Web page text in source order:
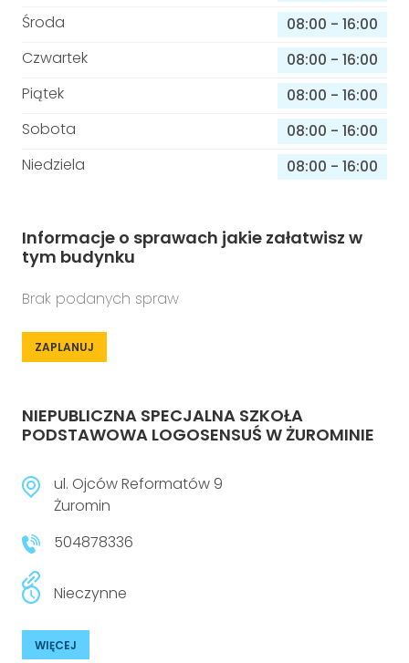
Środa
08:00 - 16:00
Czwartek
08:00 - 16:00
Piątek
08:00 - 16:00
Sobota
08:00 - 16:00
Niedziela
08:00 - 16:00
Informacje o sprawach jakie załatwisz w
tym budynku
Brak podanych spraw
ZAPLANUJ
NIEPUBLICZNA SPECJALNA SZKOŁA
PODSTAWOWA LOGOSENSUŚ W ŻUROMINIE
ul. Ojców Reformatów 9
Żuromin
504878336
Nieczynne
WIĘCEJ